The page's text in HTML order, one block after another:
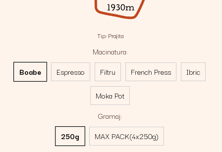
Tip: Prajita
Macinatura:
Boabe
Espresso Filtru French Press Ibric
Moka Pot
Gramaj:
250g
MAX PACK(4x250g)